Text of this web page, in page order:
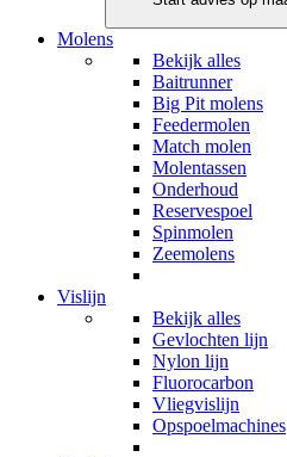
Molens
Bekijk alles
Baitrunner
Big Pit molens
Feedermolen
Match molen
Molentassen
Onderhoud
Reservespoel
Spinmolen
Zeemolens
Vislijn
Bekijk alles
Gevlochten lijn
Nylon lijn
Fluorocarbon
Vliegvislijn
Opspoelmachines